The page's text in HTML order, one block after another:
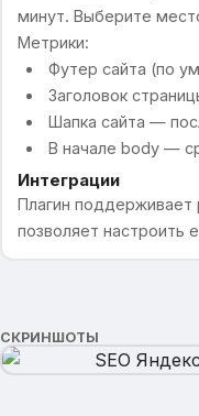
минут. Выберите
Метрики:
Футер сайта (по
Заголовок
Шапка сайта —
В начале body —
Интеграции
Плагин поддерживает
позволяет настроить
СКРИНШОТЫ